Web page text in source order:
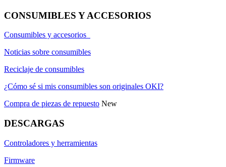
CONSUMIBLES Y ACCESORIOS
Consumibles y accesorios
Noticias sobre consumibles
Reciclaje de consumibles
¿Cómo sé si mis consumibles son originales OKI?
Compra de piezas de repuesto New
DESCARGAS
Controladores y herramientas
Firmware